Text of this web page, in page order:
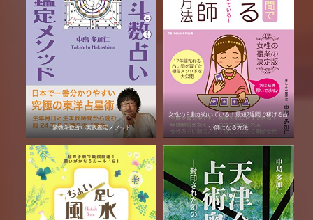
紫微斗数占い実践鑑定メソッド
女性の９割が向いている！最短2週間で稼げる占
い師になる方法